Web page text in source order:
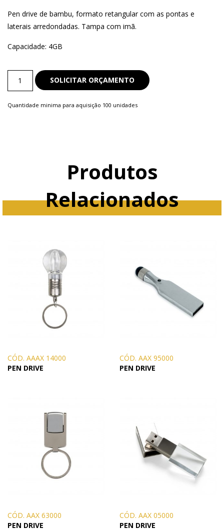
Pen drive de bambu, formato retangular com as pontas e
laterais arredondadas. Tampa com imã.
Capacidade: 4GB
Drive
SOLICITAR ORÇAMENTO
Quantidade minima para aquisição 100 unidades
Produtos
Relacionados
CÓD. AAAX 14000
PEN DRIVE
CÓD. AAX 95000
PEN DRIVE
CÓD. AAX 63000
PEN DRIVE
CÓD. AAX 05000
PEN DRIVE